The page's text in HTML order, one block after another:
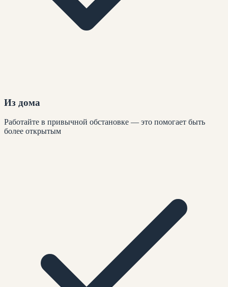
Из дома
Работайте в привычной обстановке — это помогает быть
более открытым